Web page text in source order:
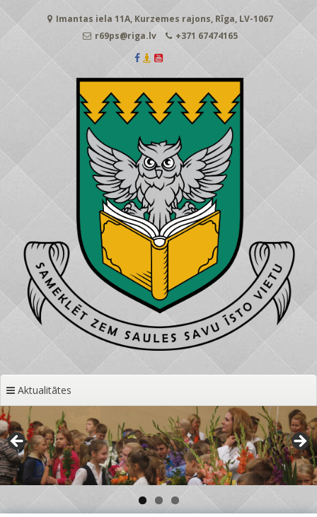
Imantas iela 11A, Kurzemes rajons, Rīga, LV-1067
r69ps@riga.lv
+371 67474165
Aktualitātes